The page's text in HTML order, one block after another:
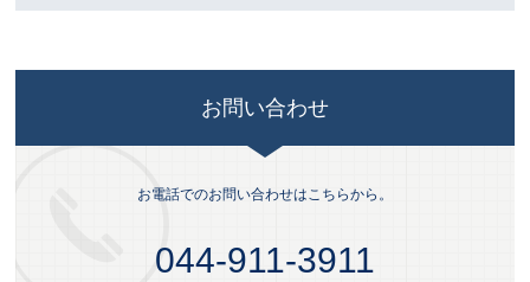
お問い合わせ
お電話でのお問い合わせはこちらから。
044-911-3911